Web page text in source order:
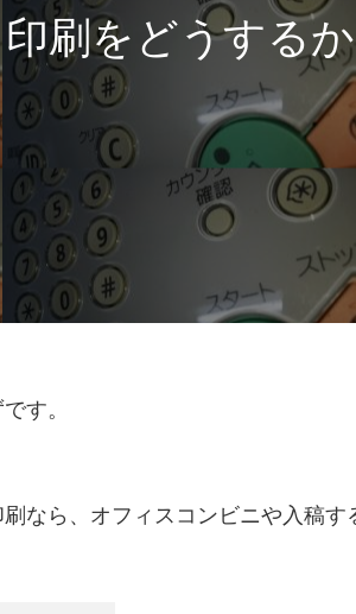
印刷をどうするか
す。
なら、オフィスコンビニや入稿す